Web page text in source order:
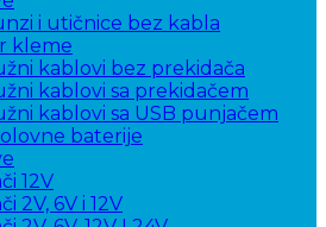
i utičnice bez kabla
kleme
kablovi bez prekidača
kablovi sa prekidačem
kablovi sa USB punjačem
baterije
12V
2V, 6V i 12V